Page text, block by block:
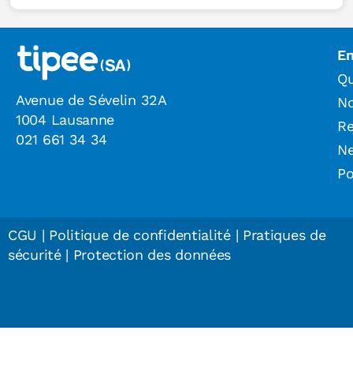
Avenue de Sévelin 32A
1004 Lausanne
021 661 34 34
CGU | Politique de confidentialité| Pratiques de
sécurité| Protection des données